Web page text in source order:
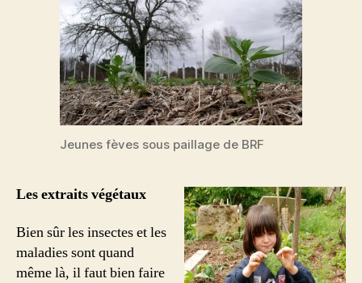
Jeunes fèves sous paillage de BRF
Les extraits végétaux
Bien sûr les insectes et les
maladies sont quand
même là, il faut bien faire